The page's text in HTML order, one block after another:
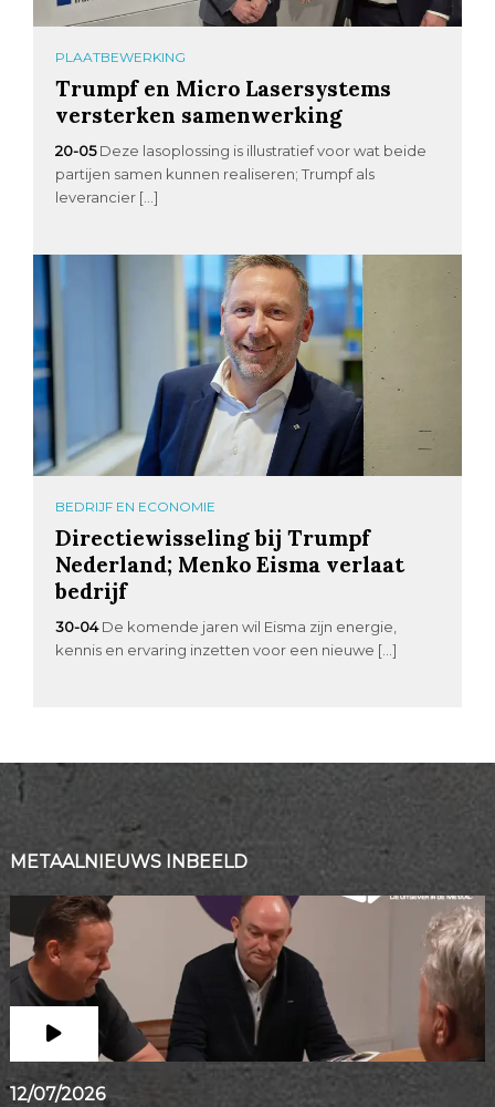
PLAATBEWERKING
Trumpf en Micro Lasersystems
versterken samenwerking
20-05 Deze lasoplossing is illustratief voor wat beide
partijen samen kunnen realiseren; Trumpf als
leverancier […]
BEDRIJF EN ECONOMIE
Directiewisseling bij Trumpf
Nederland; Menko Eisma verlaat
bedrijf
30-04 De komende jaren wil Eisma zijn energie,
kennis en ervaring inzetten voor een nieuwe […]
METAALNIEUWS INBEELD
12/07/2026